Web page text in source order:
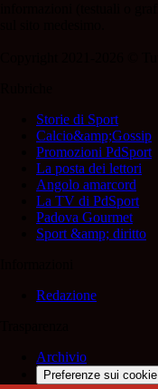
Storie di Sport
Calcio&amp;Gossip
Promozioni PdSport
La posta dei lettori
Angolo amarcord
La TV di PdSport
Padova Gourmet
Sport &amp; diritto
Redazione
Archivio
Preferenze sui cookie